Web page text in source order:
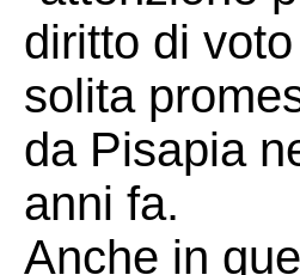
diritto di
solita
da Pisapia
anni fa.
Anche in